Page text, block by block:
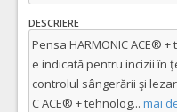
DESCRIERE
Pensa HARMONIC ACE®
e indicată pentru incizii în
controlul sângerării şi
C ACE® + tehnolog... mai